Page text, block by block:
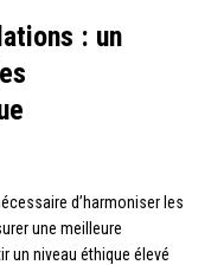
: un
d’harmoniser les
une meilleure
un niveau éthique élevé